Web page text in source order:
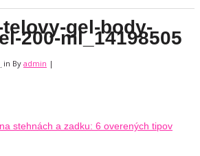
gel-body-
200-ml_14198505
in By admin |
stehnách a zadku: 6 overených tipov